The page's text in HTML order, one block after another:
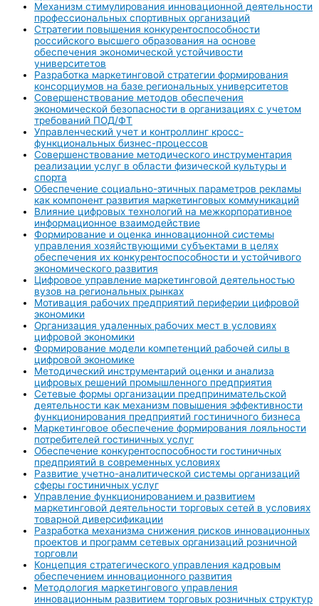
Механизм стимулирования инновационной деятельности
профессиональных спортивных организаций
Стратегии повышения конкурентоспособности
российского высшего образования на основе
обеспечения экономической устойчивости
университетов
Разработка маркетинговой стратегии формирования
консорциумов на базе региональных университетов
Совершенствование методов обеспечения
экономической безопасности в организациях с учетом
требований ПОД/ФТ
Управленческий учет и контроллинг кросс-
функциональных бизнес-процессов
Совершенствование методического инструментария
реализации услуг в области физической культуры и
спорта
Обеспечение социально-этичных параметров рекламы
как компонент развития маркетинговых коммуникаций
Влияние цифровых технологий на межкорпоративное
информационное взаимодействие
Формирование и оценка инновационной системы
управления хозяйствующими субъектами в целях
обеспечения их конкурентоспособности и устойчивого
экономического развития
Цифровое управление маркетинговой деятельностью
вузов на региональных рынках
Мотивация рабочих предприятий периферии цифровой
экономики
Организация удаленных рабочих мест в условиях
цифровой экономики
Формирование модели компетенций рабочей силы в
цифровой экономике
Методический инструментарий оценки и анализа
цифровых решений промышленного предприятия
Сетевые формы организации предпринимательской
деятельности как механизм повышения эффективности
функционирования предприятий гостиничного бизнеса
Маркетинговое обеспечение формирования лояльности
потребителей гостиничных услуг
Обеспечение конкурентоспособности гостиничных
предприятий в современных условиях
Развитие учетно-аналитической системы организаций
сферы гостиничных услуг
Управление функционированием и развитием
маркетинговой деятельности торговых сетей в условиях
товарной диверсификации
Разработка механизма снижения рисков инновационных
проектов и программ сетевых организаций розничной
торговли
Концепция стратегического управления кадровым
обеспечением инновационного развития
Методология маркетингового управления
инновационным развитием торговых розничных структур